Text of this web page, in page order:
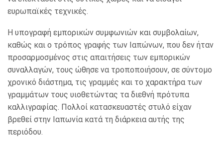
ευρωπαϊκές τεχνικές.
Η υπογραφή εμπορικών συμφωνιών και συμβολαίων,
καθώς και ο τρόπος γραφής των Ιαπώνων, που δεν ήταν
προσαρμοσμένος στις απαιτήσεις των εμπορικών
συναλλαγών, τους ώθησε να τροποποιήσουν, σε σύντομο
χρονικό διάστημα, τις γραμμές και το χαρακτήρα των
γραμμάτων τους υιοθετώντας τα διεθνή πρότυπα
καλλιγραφίας. Πολλοί κατασκευαστές στυλό είχαν
βρεθεί στην Ιαπωνία κατά τη διάρκεια αυτής της
περιόδου.